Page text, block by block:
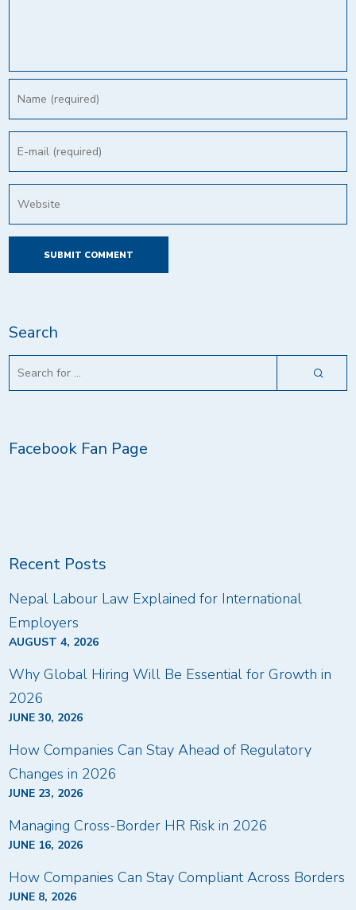
Search
Facebook Fan Page
Recent Posts
Nepal Labour Law Explained for International
Employers
AUGUST 4, 2026
Why Global Hiring Will Be Essential for Growth in
2026
JUNE 30, 2026
How Companies Can Stay Ahead of Regulatory
Changes in 2026
JUNE 23, 2026
Managing Cross-Border HR Risk in 2026
JUNE 16, 2026
How Companies Can Stay Compliant Across Borders
JUNE 8, 2026